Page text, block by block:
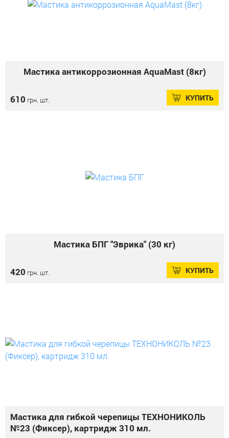
Мастика антикоррозионная AquaMast (8кг)
610 грн. шт. КУПИТЬ
Мастика БПГ "Эврика" (30 кг)
420 грн. шт. КУПИТЬ
Мастика для гибкой черепицы ТЕХНОНИКОЛЬ
№23 (Фиксер), картридж 310 мл.